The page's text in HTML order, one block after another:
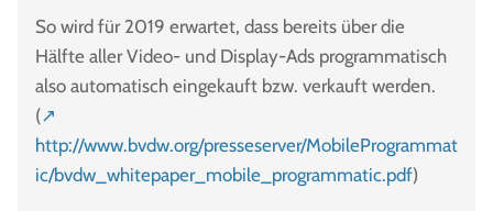
So wird für 2019 erwartet, dass bereits über die
Hälfte aller Video- und Display-Ads programmatisch
also automatisch eingekauft bzw. verkauft werden.
(↗
http://www.bvdw.org/presseserver/MobileProgrammat
ic/bvdw_whitepaper_mobile_programmatic.pdf)